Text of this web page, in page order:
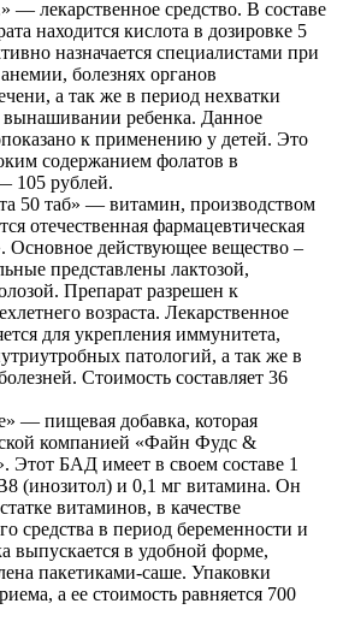
— лекарственное средство. В составе
находится кислота в дозировке 5
назначается специалистами при
болезнях органов
а так же в период нехватки
ребенка. Данное
к применению у детей. Это
содержанием фолатов в
105 рублей.
50 таб» — витамин, производством
отечественная фармацевтическая
Основное действующее вещество –
представлены лактозой,
Препарат разрешен к
возраста. Лекарственное
для укрепления иммунитета,
патологий, а так же в
Стоимость составляет 36
— пищевая добавка, которая
компанией «Файн Фудс &
Этот БАД имеет в своем составе 1
(инозитол) и 0,1 мг витамина. Он
витаминов, в качестве
средства в период беременности и
выпускается в удобной форме,
пакетиками-саше. Упаковки
а ее стоимость равняется 700